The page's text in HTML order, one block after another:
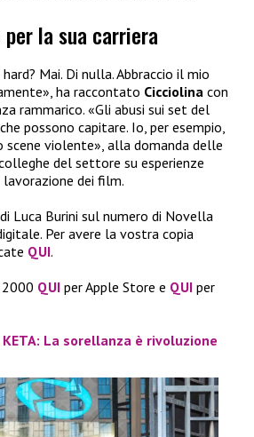
la sua carriera
Mai. Di nulla. Abbraccio il mio
ha raccontato Cicciolina con
rammarico. «Gli abusi sui set del
possono capitare. Io, per esempio,
violente», alla domanda delle
del settore su esperienze
dei film.
Luca Burini sul numero di Novella
Per avere la vostra copia
QUI.
QUI per Apple Store e QUI per
KETA: La sorellanza è rivoluzione